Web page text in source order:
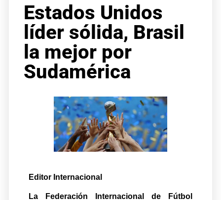
Estados Unidos
líder sólida, Brasil
la mejor por
Sudamérica
Editor Internacional
La Federación Internacional de Fútbol